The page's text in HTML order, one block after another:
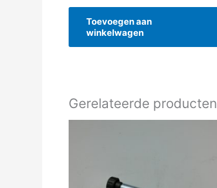
Toevoegen aan
winkelwagen
Gerelateerde producten